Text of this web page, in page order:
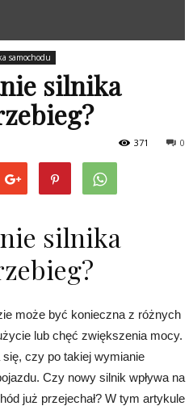
samochodu
silnika
0
371
silnika
może być konieczna z różnych
lub chęć zwiększenia mocy.
czy po takiej wymianie
Czy nowy silnik wpływa na
już przejechał? W tym artykule